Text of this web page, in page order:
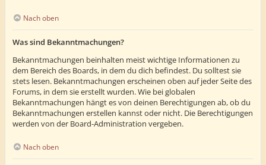
Nach oben
Was sind Bekanntmachungen?
Bekanntmachungen beinhalten meist wichtige Informationen zu
dem Bereich des Boards, in dem du dich befindest. Du solltest sie
stets lesen. Bekanntmachungen erscheinen oben auf jeder Seite des
Forums, in dem sie erstellt wurden. Wie bei globalen
Bekanntmachungen hängt es von deinen Berechtigungen ab, ob du
Bekanntmachungen erstellen kannst oder nicht. Die Berechtigungen
werden von der Board-Administration vergeben.
Nach oben